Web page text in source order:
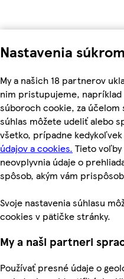
Nastavenia
My a našich 18 partnerov
nim pristupujeme,
súboroch cookie, za účelom
súhlas môžete udeliť alebo
všetko, prípadne
údajov a cookies. Tieto
neovplyvnia údaje o
spôsob, akým vám
Svoje nastavenia súhlasu
cookies v pätičke stránky.
My a naši partneri
Používať presné údaje o